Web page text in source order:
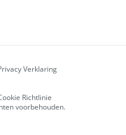
voorbehouden.
Verklaring
Richtlinie